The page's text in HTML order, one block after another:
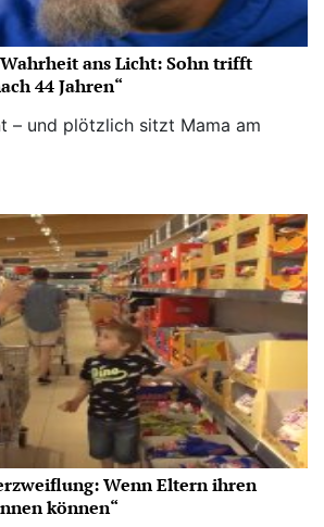
ans Licht: Sohn trifft
44 Jahren“
– und plötzlich sitzt Mama am
Wenn Eltern ihren
können“